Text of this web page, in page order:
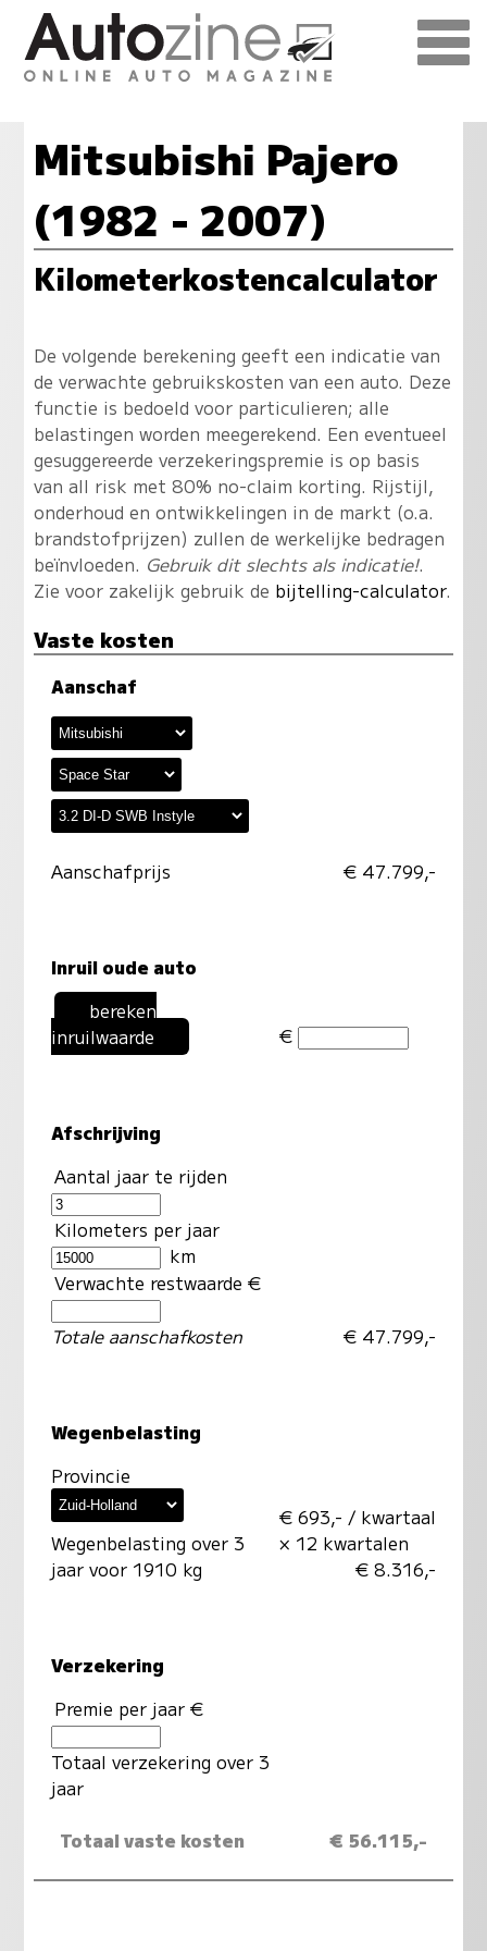
Mitsubishi Pajero
(1982 - 2007)
Kilometerkostencalculator
De volgende berekening geeft een indicatie van
de verwachte gebruikskosten van een auto. Deze
functie is bedoeld voor particulieren; alle
belastingen worden meegerekend. Een eventueel
gesuggereerde verzekeringspremie is op basis
van all risk met 80% no-claim korting. Rijstijl,
onderhoud en ontwikkelingen in de markt (o.a.
brandstofprijzen) zullen de werkelijke bedragen
beïnvloeden. Gebruik dit slechts als indicatie!.
Zie voor zakelijk gebruik de bijtelling-calculator.
Vaste kosten
Aanschaf
Aanschafprijs € 47.799,-
Inruil oude auto
bereken
inruilwaarde
€
Afschrijving
Aantal jaar te rijden
Kilometers per jaar
km
Verwachte restwaarde €
Totale aanschafkosten € 47.799,-
Wegenbelasting
Provincie
Wegenbelasting over 3
jaar voor 1910 kg
€ 693,- / kwartaal
× 12 kwartalen
€ 8.316,-
Verzekering
Premie per jaar €
Totaal verzekering over 3
jaar
Totaal vaste kosten € 56.115,-